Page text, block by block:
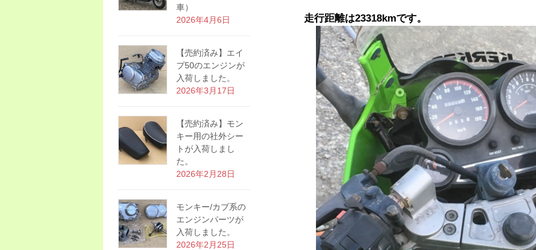
走行距離は23318kmです。
車）
2026年4月6日
【売約済み】エイ
プ50のエンジンが
入荷しました。
2026年3月17日
【売約済み】モン
キー用の社外シー
トが入荷しまし
た。
2026年2月28日
モンキー/カブ系の
エンジンパーツが
入荷しました。
2026年2月25日